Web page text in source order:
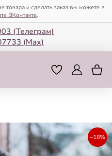
товара и сделать заказ вы можете в
ВКонтакте.
(Телеграм)
(Мax)
−18%